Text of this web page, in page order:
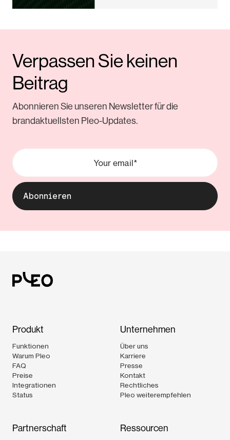
Verpassen Sie keinen
Beitrag
Abonnieren Sie unseren Newsletter für die
brandaktuellsten Pleo-Updates.
Produkt
Funktionen
Warum Pleo
FAQ
Preise
Integrationen
Status
Unternehmen
Über uns
Karriere
Presse
Kontakt
Rechtliches
Pleo weiterempfehlen
Partnerschaft Ressourcen